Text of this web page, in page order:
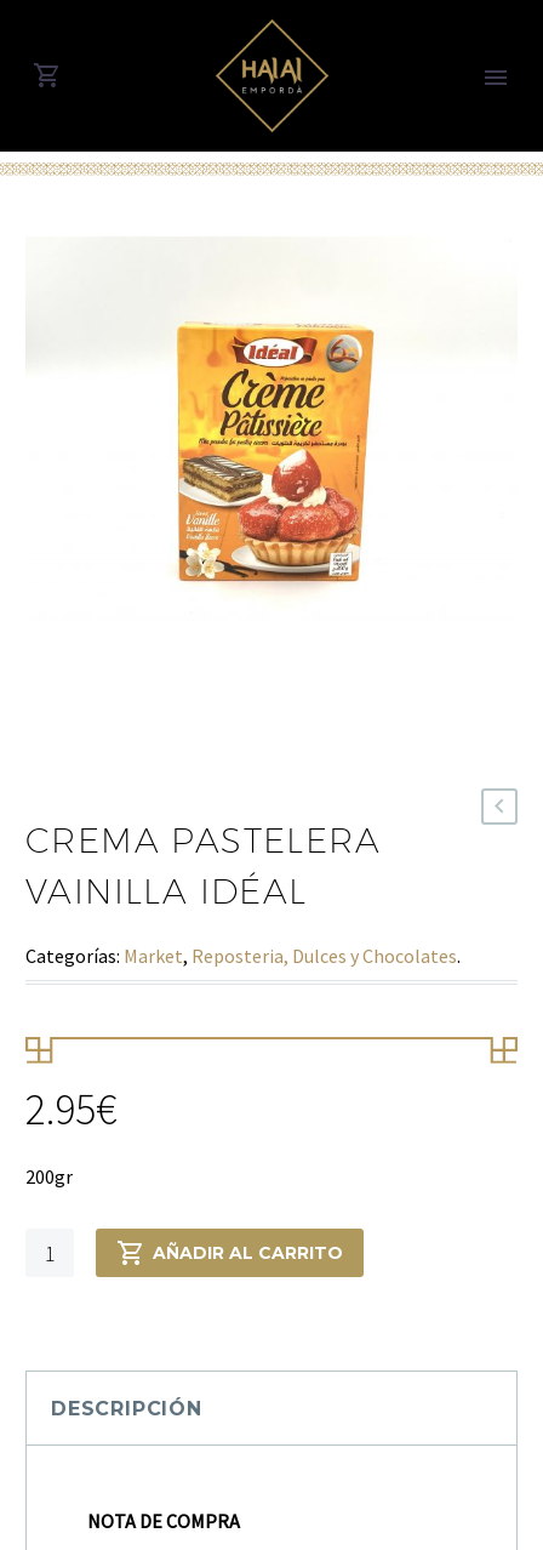
CREMA PASTELERA
VAINILLA IDÉAL
Categorías: Market, Reposteria, Dulces y Chocolates.
2.95€
200gr
Crema
pastelera
AÑADIR AL CARRITO
DESCRIPCIÓN
NOTA DE COMPRA